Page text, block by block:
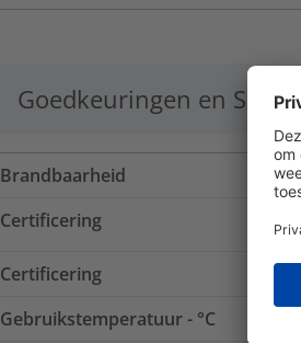
Goedkeuringen en
Brandbaarheid
Certificering
Certificering
Gebruikstemperatuur - °C